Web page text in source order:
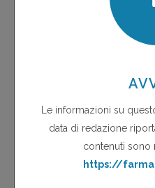
all'uso di una terapia tripla
lamivudina e didanosina
Emolisi da cefalosporine
Fans per uso
Farmaci antiretrovirali
Farmaci da sottoporre a
Farmaci e guida dell'auto